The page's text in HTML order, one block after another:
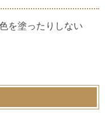
を塗ったりしない